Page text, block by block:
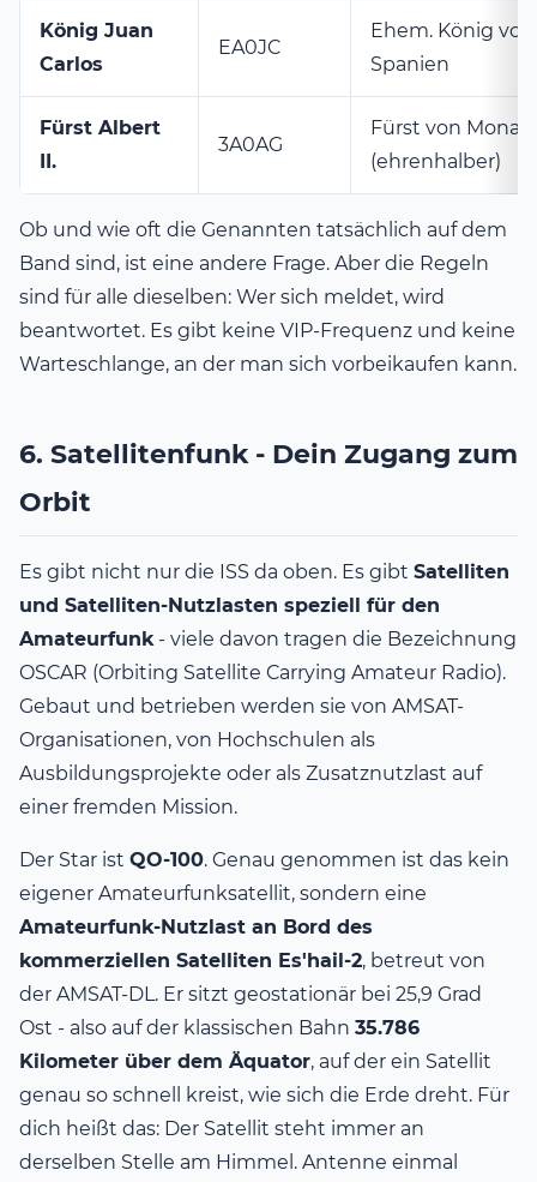
König Juan
Carlos
EA0JC
Ehem. König von
Spanien
Fürst Albert
II.
3A0AG
Fürst von
(ehrenhalber)
Ob und wie oft die Genannten tatsächlich auf dem
Band sind, ist eine andere Frage. Aber die Regeln
sind für alle dieselben: Wer sich meldet, wird
beantwortet. Es gibt keine VIP-Frequenz und keine
Warteschlange, an der man sich vorbeikaufen kann.
6. Satellitenfunk - Dein Zugang zum
Orbit
Es gibt nicht nur die ISS da oben. Es gibt Satelliten
und Satelliten-Nutzlasten speziell für den
Amateurfunk- viele davon tragen die Bezeichnung
OSCAR (Orbiting Satellite Carrying Amateur Radio).
Gebaut und betrieben werden sie von AMSAT-
Organisationen, von Hochschulen als
Ausbildungsprojekte oder als Zusatznutzlast auf
einer fremden Mission.
Der Star ist QO-100. Genau genommen ist das kein
eigener Amateurfunksatellit, sondern eine
Amateurfunk-Nutzlast an Bord des
kommerziellen Satelliten Es'hail-2, betreut von
der AMSAT-DL. Er sitzt geostationär bei 25,9 Grad
Ost - also auf der klassischen Bahn 35.786
Kilometer über dem Äquator, auf der ein Satellit
genau so schnell kreist, wie sich die Erde dreht. Für
dich heißt das: Der Satellit steht immer an
derselben Stelle am Himmel. Antenne einmal